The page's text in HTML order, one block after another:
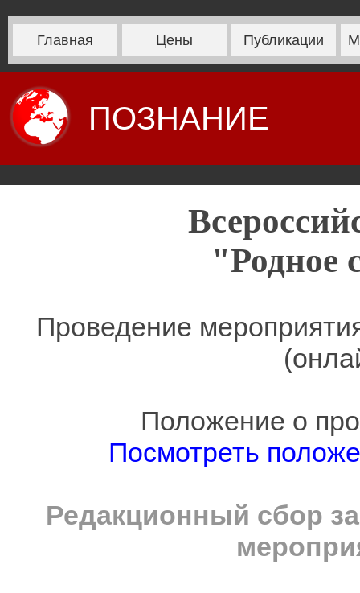
Главная Цены Публикации
ПОЗНАНИЕ
"Родное
Проведение
Положение о
Посмотреть
Редакционный сбор